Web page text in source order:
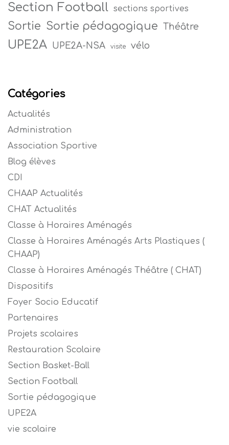
Section Football sections sportives
Sortie Sortie pédagogique Théâtre
UPE2A UPE2A-NSA visite vélo
Catégories
Actualités
Administration
Association Sportive
Blog élèves
CDI
CHAAP Actualités
CHAT Actualités
Classe à Horaires Aménagés
Classe à Horaires Aménagés Arts Plastiques (
CHAAP)
Classe à Horaires Aménagés Théâtre ( CHAT)
Dispositifs
Foyer Socio Educatif
Partenaires
Projets scolaires
Restauration Scolaire
Section Basket-Ball
Section Football
Sortie pédagogique
UPE2A
vie scolaire